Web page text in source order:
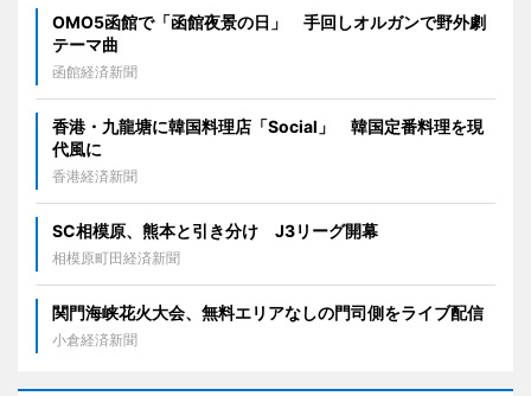
OMO5函館で「函館夜景の日」 手回しオルガンで野外劇
テーマ曲
函館経済新聞
香港・九龍塘に韓国料理店「Social」 韓国定番料理を現
代風に
香港経済新聞
SC相模原、熊本と引き分け J3リーグ開幕
相模原町田経済新聞
関門海峡花火大会、無料エリアなしの門司側をライブ配信
小倉経済新聞